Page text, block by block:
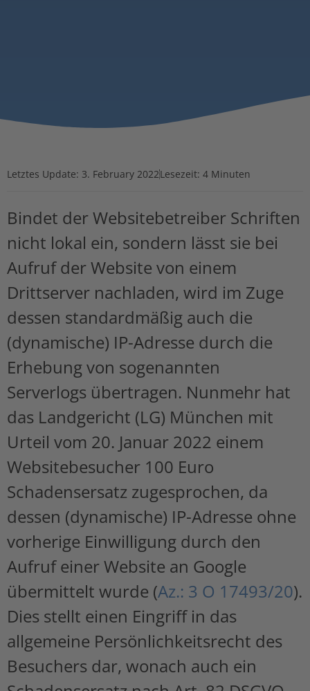
Letztes Update: 3. February 2022Lesezeit: 4 Minuten
Bindet der Websitebetreiber Schriften
nicht lokal ein, sondern lässt sie bei
Aufruf der Website von einem
Drittserver nachladen, wird im Zuge
dessen standardmäßig auch die
(dynamische) IP-Adresse durch die
Erhebung von sogenannten
Serverlogs übertragen. Nunmehr hat
das Landgericht (LG) München mit
Urteil vom 20. Januar 2022 einem
Websitebesucher 100 Euro
Schadensersatz zugesprochen, da
dessen (dynamische) IP-Adresse ohne
vorherige Einwilligung durch den
Aufruf einer Website an Google
übermittelt wurde (Az.: 3 O 17493/20).
Dies stellt einen Eingriff in das
allgemeine Persönlichkeitsrecht des
Besuchers dar, wonach auch ein